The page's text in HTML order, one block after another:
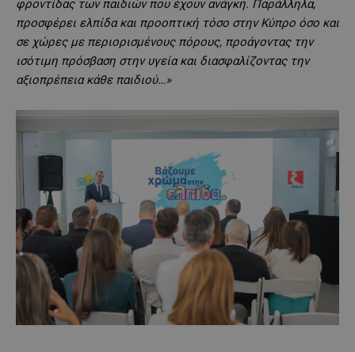
φροντίδας των παιδιών που έχουν ανάγκη. Παράλληλα,
προσφέρει ελπίδα και προοπτική τόσο στην Κύπρο όσο και
σε χώρες με περιορισμένους πόρους, προάγοντας την
ισότιμη πρόσβαση στην υγεία και διασφαλίζοντας την
αξιοπρέπεια κάθε παιδιού…»